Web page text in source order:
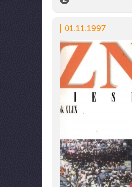
01.11.1997